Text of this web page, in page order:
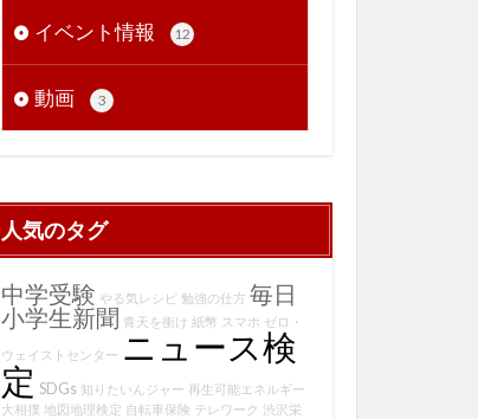
イベント情報 12
動画 3
人気のタグ
中学受験 やる気レシピ 勉強の仕方 毎日
小学生新聞 青天を衝け 紙幣 スマホ ゼロ・
ウェイストセンター ニュース検
定 SDGs 知りたいんジャー 再生可能エネルギー
大相撲 地図地理検定 自転車保険 テレワーク 渋沢栄